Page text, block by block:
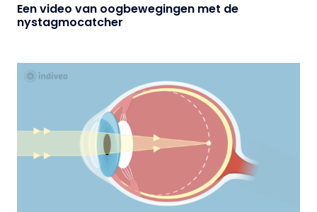
Een video van oogbewegingen met de
nystagmocatcher